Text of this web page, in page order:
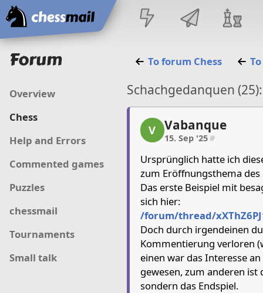
Home
Forum
Overview
Chess
Help and Errors
Commented games
Puzzles
chessmail
Tournaments
Small talk
To forum Chess
Schachgedanquen
Vabanque, 1/1, 15. Sep
V Vabanque
15. Sep '25#
Ursprünglich hatte ich
zum Eröffnungsthema
Das erste Beispiel mit
sich hier:
/forum/thread/
Doch durch irgendeinen
Kommentierung verloren
einen war das Interesse
gewesen, zum anderen ist
sondern das Endspiel.